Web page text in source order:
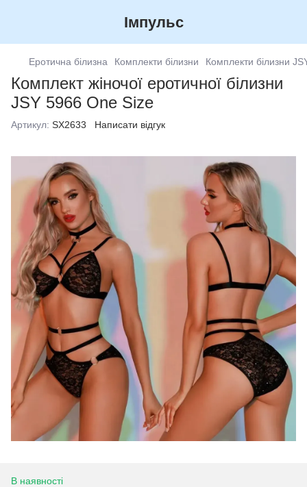
Імпульс
Еротична білизна Комплекти білизни Комплекти білизни
Комплект жіночої еротичної білизни
JSY 5966 One Size
Артикул: SX2633 Написати відгук
В наявності